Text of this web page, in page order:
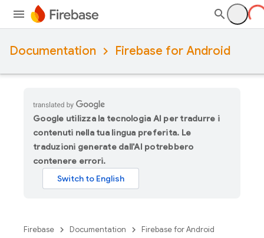
Documentation Firebase for Android
Google utilizza la tecnologia AI per tradurre i
contenuti nella tua lingua preferita. Le
traduzioni generate dall'AI potrebbero
contenere errori.
Firebase Documentation
Firebase for Android